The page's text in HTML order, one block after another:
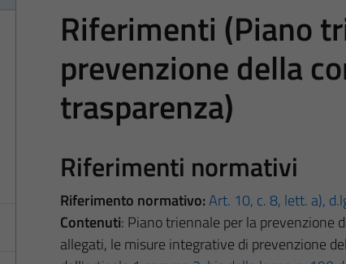
Riferimenti (Piano
prevenzione della
trasparenza)
Riferimenti normativi
Riferimento normativo:Art. 10, c. 8, lett. a),
Contenuti: Piano triennale per la prevenzione
allegati, le misure integrative di prevenzione